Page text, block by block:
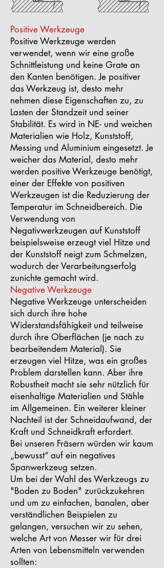
Positive Werkzeuge
Positive Werkzeuge werden
verwendet, wenn wir eine große
Schnittleistung und keine Grate an
den Kanten benötigen. Je positiver
das Werkzeug ist, desto mehr
nehmen diese Eigenschaften zu, zu
Lasten der Standzeit und seiner
Stabilität. Es wird in NE- und weichen
Materialien wie Holz, Kunststoff,
Messing und Aluminium eingesetzt. Je
weicher das Material, desto mehr
werden positive Werkzeuge benötigt,
einer der Effekte von positiven
Werkzeugen ist die Reduzierung der
Temperatur im Schneidbereich. Die
Verwendung von
Negativwerkzeugen auf Kunststoff
beispielsweise erzeugt viel Hitze und
der Kunststoff neigt zum Schmelzen,
wodurch der Verarbeitungserfolg
zunichte gemacht wird.
Negative Werkzeuge
Negative Werkzeuge unterscheiden
sich durch ihre hohe
Widerstandsfähigkeit und teilweise
durch ihre Oberflächen (je nach zu
bearbeitendem Material). Sie
erzeugen viel Hitze, was ein großes
Problem darstellen kann. Aber ihre
Robustheit macht sie sehr nützlich für
eisenhaltige Materialien und Stähle
im Allgemeinen. Ein weiterer kleiner
Nachteil ist der Schneidaufwand, der
Kraft und Schneidkraft erfordert.
Bei unseren Fräsern würden wir kaum
„bewusst“ auf ein negatives
Spanwerkzeug setzen.
Um bei der Wahl des Werkzeugs zu
"Boden zu Boden" zurückzukehren
und um zu einfachen, banalen, aber
verständlichen Beispielen zu
gelangen, versuchen wir zu sehen,
welche Art von Messer wir für drei
Arten von Lebensmitteln verwenden
sollten: